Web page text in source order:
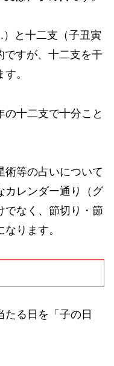
と十二支（子丑寅
ですが、十二支を干
。
の十二支で十分こと
術等の占いについて
カレンダー通り（グ
でなく、節切り・節
ります。
る日を「子の日